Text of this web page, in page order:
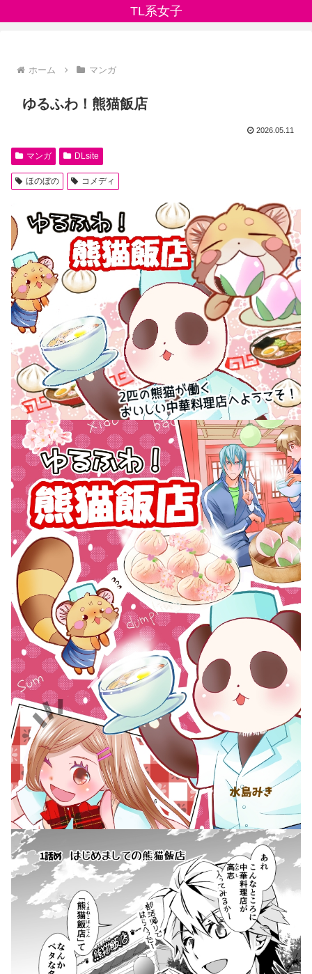
TL系女子
ホーム マンガ
ゆるふわ！熊猫飯店
2026.05.11
マンガ DLsite
ほのぼの コメディ